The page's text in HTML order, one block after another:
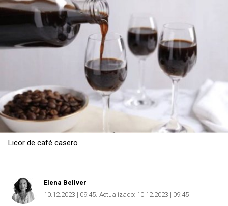
Licor de café casero
Elena Bellver
10.12.2023 | 09:45 Actualizado: 10.12.2023 | 09:45